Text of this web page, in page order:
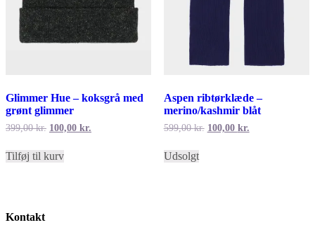
Glimmer Hue – koksgrå med
grønt glimmer
399,00kr. Den
var:
100,00 kr.
Tilføj til kurv
Aspen ribtørklæde –
merino/kashmir blåt
599,00kr. Den
100,00 kr.
Udsolgt
Kontakt